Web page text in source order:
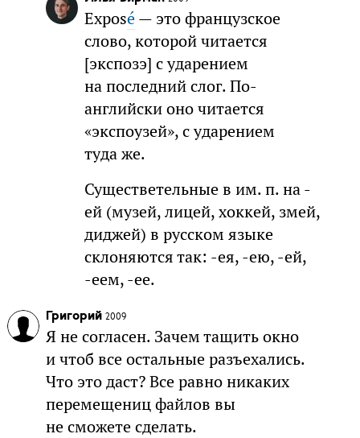
Exposé— это французское
слово, которой читается
[экспозэ] с ударением
на последний слог. По-
английски оно читается
«экспоузей», с ударением
туда же.
Существетельные в им. п. на -
ей (музей, лицей, хоккей, змей,
диджей) в русском языке
склоняются так: -ея, -ею, -ей,
-еем, -ее.
Григорий 2009
Я не согласен. Зачем тащить окно
и чтоб все остальные разъехались.
Что это даст? Все равно никаких
перемещениц файлов вы
не сможете сделать.